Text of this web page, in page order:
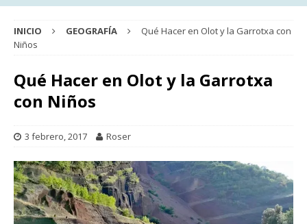
INICIO GEOGRAFÍA
Qué Hacer en Olot y la Garrotxa con
Niños
Qué Hacer en Olot y la Garrotxa
con Niños
3 febrero, 2017 Roser